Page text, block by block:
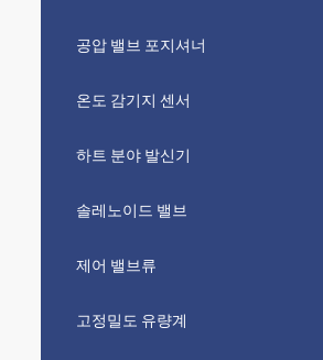
공압 밸브 포지셔너
온도 감기지 센서
하트 분야 발신기
솔레노이드 밸브
제어 밸브류
고정밀도 유량계